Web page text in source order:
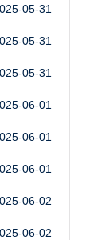
05-31
05-31
05-31
06-01
06-01
06-01
06-02
06-02